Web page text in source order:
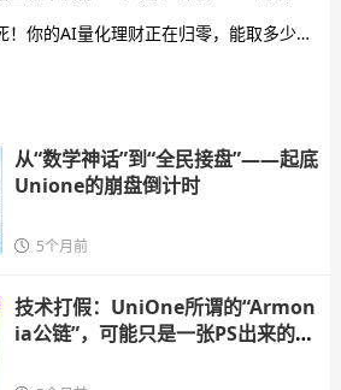
量化理财正在归零，能取多少取多少，别再等“系统升级”了
从“数学神话”到“全民接盘”——起底
Unione的崩盘倒计时
5个月前
技术打假：UniOne所谓的“Armon
ia公链”，可能只是一张PS出来的网